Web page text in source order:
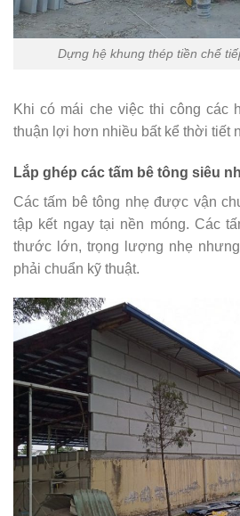
Dựng hệ khung thép tiền chế
Khi có mái che việc thi công các
thuận lợi hơn nhiều bất kể thời tiết
Lắp ghép các tấm bê tông siêu
Các tấm bê tông nhẹ được vận
tập kết ngay tại nền móng. Các
thước lớn, trọng lượng nhẹ
phải chuẩn kỹ thuật.